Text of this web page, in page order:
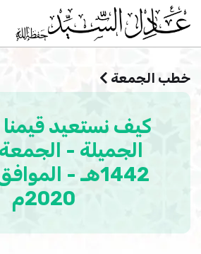
خطب الجمعة
كيف نستعيد قيمنا
2020م